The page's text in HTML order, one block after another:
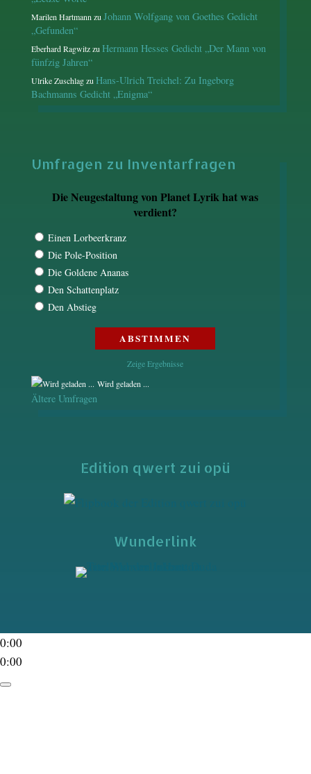
Marilen HartmannzuJohann Wolfgang von Goethes Gedicht
„Gefunden“
Eberhard RagwitzzuHermann Hesses Gedicht „Der Mann von
fünfzig Jahren“
Ulrike ZuschlagzuHans-Ulrich Treichel: Zu Ingeborg
Bachmanns Gedicht „Enigma“
Umfragen zu Inventarfragen
Die Neugestaltung von Planet Lyrik hat was
verdient?
Einen Lorbeerkranz
Die Pole-Position
Die Goldene Ananas
Den Schattenplatz
Den Abstieg
Zeige Ergebnisse
Wird geladen ...
Ältere Umfragen
Edition qwert zui opü
Wunderlink
0:00
0:00